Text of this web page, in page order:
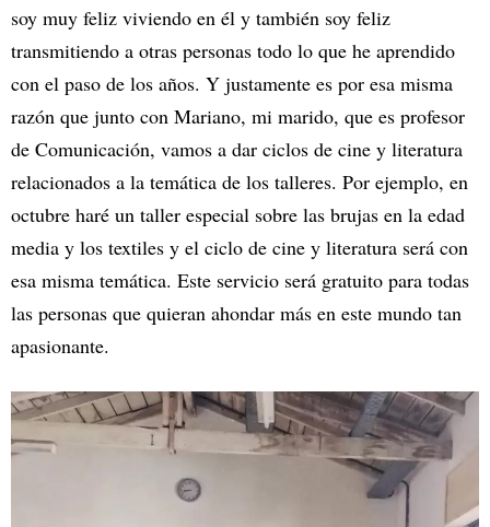
soy muy feliz viviendo en él y también soy feliz
transmitiendo a otras personas todo lo que he aprendido
con el paso de los años. Y justamente es por esa misma
razón que junto con Mariano, mi marido, que es profesor
de Comunicación, vamos a dar ciclos de cine y literatura
relacionados a la temática de los talleres. Por ejemplo, en
octubre haré un taller especial sobre las brujas en la edad
media y los textiles y el ciclo de cine y literatura será con
esa misma temática. Este servicio será gratuito para todas
las personas que quieran ahondar más en este mundo tan
apasionante.